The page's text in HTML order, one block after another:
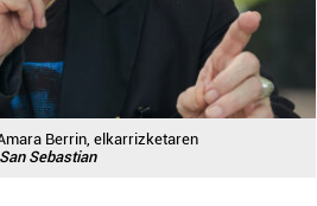
Berrin, elkarrizketaren
Sebastian